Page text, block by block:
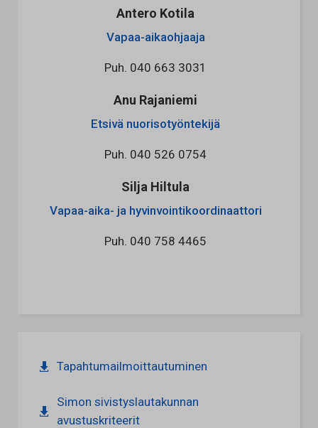
Antero Kotila
Vapaa-aikaohjaaja
Puh. 040 663 3031
Anu Rajaniemi
Etsivä nuorisotyöntekijä
Puh. 040 526 0754
Silja Hiltula
Vapaa-aika- ja hyvinvointikoordinaattori
Puh. 040 758 4465
Tapahtumailmoittautuminen
Simon sivistyslautakunnan
avustuskriteerit